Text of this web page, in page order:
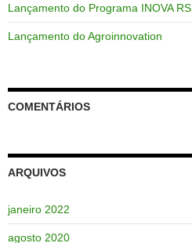
Lançamento do Programa INOVA RS
Lançamento do Agroinnovation
COMENTÁRIOS
ARQUIVOS
janeiro 2022
agosto 2020